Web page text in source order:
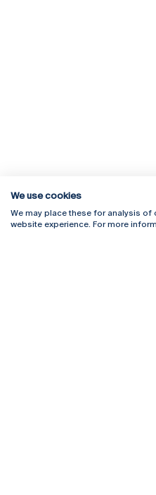
Rua Diogo
We use cookies
We may place these for analysis
website experience. For more